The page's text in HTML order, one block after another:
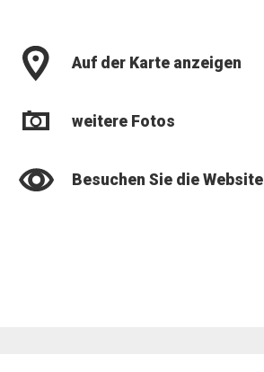
Auf der Karte anzeigen
weitere Fotos
Besuchen Sie die Website